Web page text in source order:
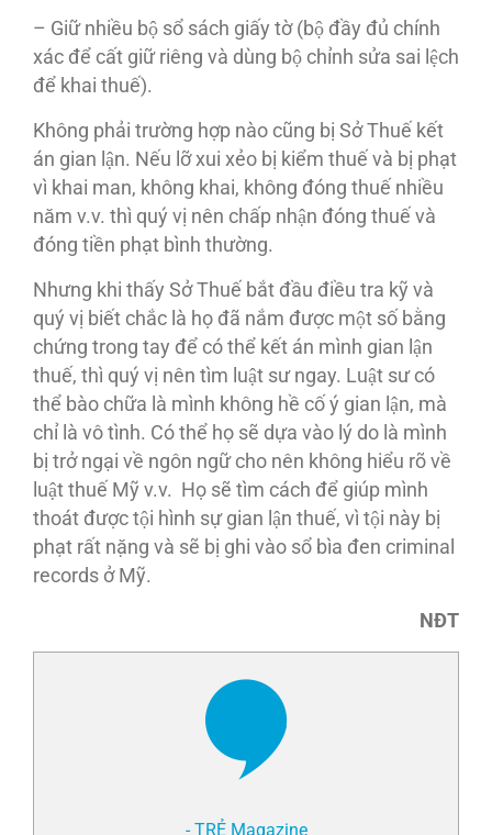
– Giữ nhiều bộ sổ sách giấy tờ (bộ đầy đủ chính
xác để cất giữ riêng và dùng bộ chỉnh sửa sai lệch
để khai thuế).
Không phải trường hợp nào cũng bị Sở Thuế kết
án gian lận. Nếu lỡ xui xẻo bị kiểm thuế và bị phạt
vì khai man, không khai, không đóng thuế nhiều
năm v.v. thì quý vị nên chấp nhận đóng thuế và
đóng tiền phạt bình thường.
Nhưng khi thấy Sở Thuế bắt đầu điều tra kỹ và
quý vị biết chắc là họ đã nắm được một số bằng
chứng trong tay để có thể kết án mình gian lận
thuế, thì quý vị nên tìm luật sư ngay. Luật sư có
thể bào chữa là mình không hề cố ý gian lận, mà
chỉ là vô tình. Có thể họ sẽ dựa vào lý do là mình
bị trở ngại về ngôn ngữ cho nên không hiểu rõ về
luật thuế Mỹ v.v. Họ sẽ tìm cách để giúp mình
thoát được tội hình sự gian lận thuế, vì tội này bị
phạt rất nặng và sẽ bị ghi vào sổ bìa đen criminal
records ở Mỹ.
NĐT
- TRẺ Magazine